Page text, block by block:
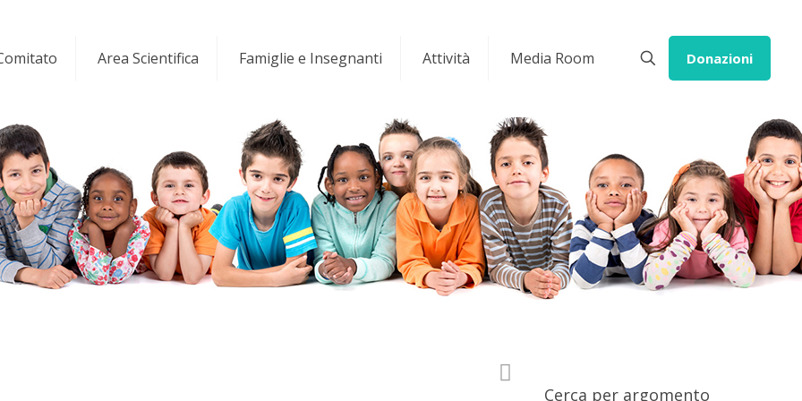
Area Scientifica Famiglie e Insegnanti Attività Media Room Donazioni
Cerca per argomento